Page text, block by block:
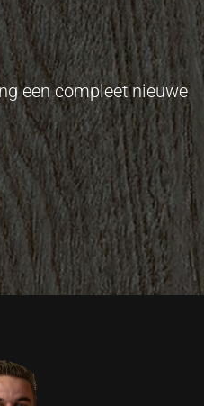
een compleet nieuwe